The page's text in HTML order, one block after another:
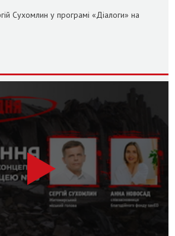
Сухомлин у програмі «Діалоги» на